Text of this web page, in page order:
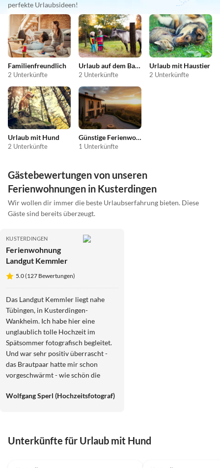
perfekte Urlaubsideen!
Familienfreundlich
2 Unterkünfte
Urlaub auf dem Bauernhof
2 Unterkünfte
Urlaub mit Haustier
2 Unterkünfte
Urlaub mit Hund
2 Unterkünfte
Günstige Ferienwohnungen
1 Unterkünfte
Gästebewertungen von unseren
Ferienwohnungen in Kusterdingen
Wir wollen dir immer die beste Urlaubserfahrung bieten. Diese
Gäste sind bereits überzeugt.
KUSTERDINGEN
Ferienwohnung
Landgut Kemmler
5.0 (127 Bewertungen)
Das Landgut Kemmler liegt nahe
Tübingen, in Kusterdingen-
Wankheim. Ich habe hier eine
unglaublich tolle Hochzeit im
Spätsommer fotografisch begleitet.
Und war sehr positiv überrascht -
das Brautpaar hatte mir schon
vorgeschwärmt - wie schön die
ein wirklich stimmungsvoller (hoher)
mit beschrifteten Holzvertäfelungen
Wolfgang Sperl (Hochzeitsfotograf)
Unterkünfte für Urlaub mit Hund